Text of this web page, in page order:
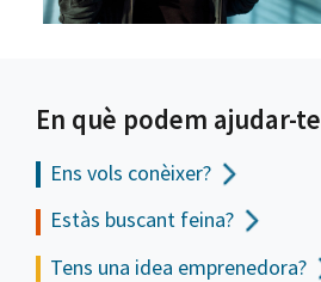
En què podem ajudar-te
Ens vols conèixer?
Estàs buscant feina?
Tens una idea emprenedora?